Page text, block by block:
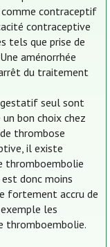
contraceptif
contraceptive
tels que prise de
aménorrhée
du traitement
seul sont
bon choix chez
thrombose
il existe
thromboembolie
donc moins
fortement accru de
les
thromboembolie.